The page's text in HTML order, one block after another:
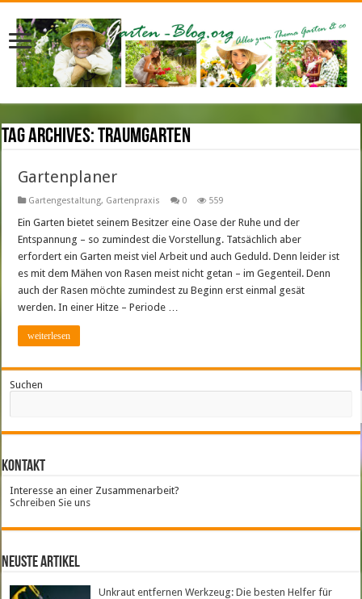
Tag Archives:Traumgarten
Gartenplaner
Gartengestaltung, Gartenpraxis 0 559
Ein Garten bietet seinem Besitzer eine Oase der Ruhe und der
Entspannung – so zumindest die Vorstellung. Tatsächlich aber
erfordert ein Garten meist viel Arbeit und auch Geduld. Denn leider ist
es mit dem Mähen von Rasen meist nicht getan – im Gegenteil. Denn
auch der Rasen möchte zumindest zu Beginn erst einmal gesät
werden. In einer Hitze – Periode …
weiterlesen
Suchen
Kontakt
Interesse an einer Zusammenarbeit?
Schreiben Sie uns
neuste Artikel
Unkraut entfernen Werkzeug: Die besten Helfer für